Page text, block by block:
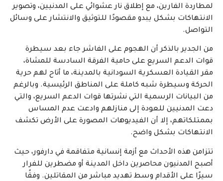
لمطاردة الفارين، مع إطلاق نار عشوائي على المدنيين، وتصوير
الانتهاكات بشكل يبدو مقصودًا للتوثيق والانتشار على وسائل
التواصل.
من الجدير بالذكر أن الهجوم على الفاشر جاء بعد سيطرة
قوات الدعم السريع على حامية الفرقة السادسة للمشاة،
مقر القيادة العسكرية السودانية بالمدينة، ما أتاح لهم حرية
الحركة وسيطرة شبه كاملة على المناطق الرئيسية. وبالرغم
من البيانات الرسمية التي نشرتها قوات الدعم السريع، والتي
دعت المدنيين للعودة إلى منازلهم وادعت عدم المساس
بممتلكاتهم، إلا أن الفيديوهات المصورة على الأرض تكشف
الانتهاكات بشكل واضح.
تتزامن هذه الأحداث مع أزمة إنسانية متفاقمة في دارفور، حيث
أصبح المدنيون محاصرين داخل المدينة أو مضطرين للفرار
سيرًا على الأقدام وسط تهديد مباشر من المقاتلين. وفقًا